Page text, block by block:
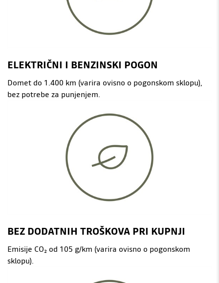
ELEKTRIČNI I BENZINSKI POGON
Domet do 1.400 km (varira ovisno o pogonskom sklopu),
bez potrebe za punjenjem.
BEZ DODATNIH TROŠKOVA PRI KUPNJI
Emisije CO₂ od 105 g/km (varira ovisno o pogonskom
sklopu).